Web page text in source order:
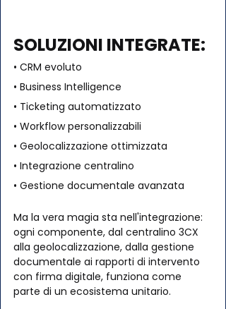
SOLUZIONI INTEGRATE:
• CRM evoluto
• Business Intelligence
• Ticketing automatizzato
• Workflow personalizzabili
• Geolocalizzazione ottimizzata
• Integrazione centralino
• Gestione documentale avanzata
Ma la vera magia sta nell'integrazione:
ogni componente, dal centralino 3CX
alla geolocalizzazione, dalla gestione
documentale ai rapporti di intervento
con firma digitale, funziona come
parte di un ecosistema unitario.